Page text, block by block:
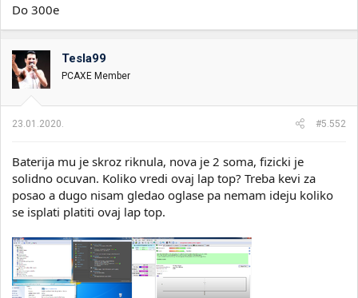
Do 300e
Tesla99
PCAXE Member
23.01.2020. #5.552
Baterija mu je skroz riknula, nova je 2 soma, fizicki je
solidno ocuvan. Koliko vredi ovaj lap top? Treba kevi za
posao a dugo nisam gledao oglase pa nemam ideju koliko
se isplati platiti ovaj lap top.